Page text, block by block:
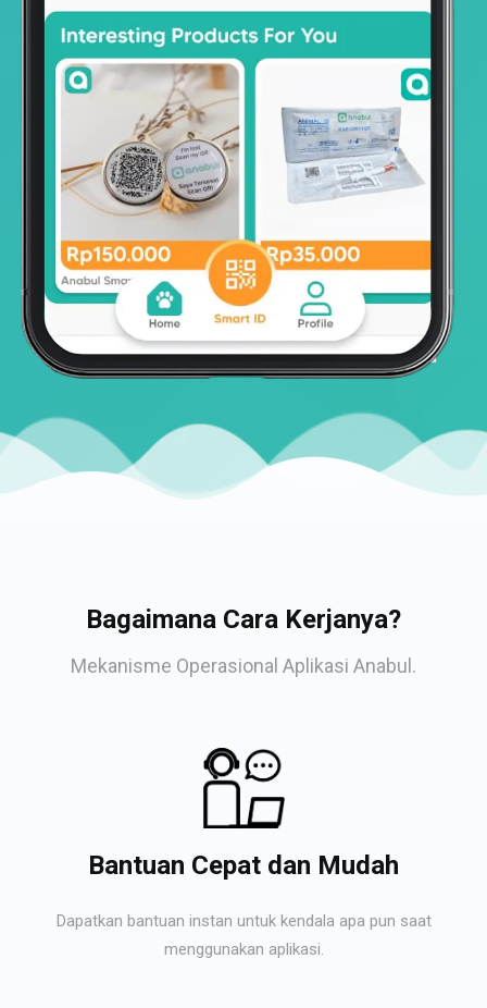
Bagaimana Cara Kerjanya?
Mekanisme Operasional Aplikasi Anabul.
Bantuan Cepat dan Mudah
Dapatkan bantuan instan untuk kendala apa pun saat
menggunakan aplikasi.